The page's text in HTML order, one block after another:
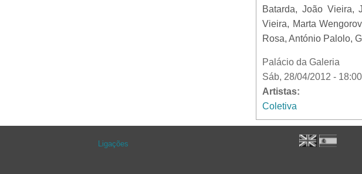
Batarda, João Vieira,
Vieira, Marta
Rosa, António Palolo,
Palácio da Galeria
Sáb, 28/04/2012 - 18:00
Artistas:
Coletiva
Ligações